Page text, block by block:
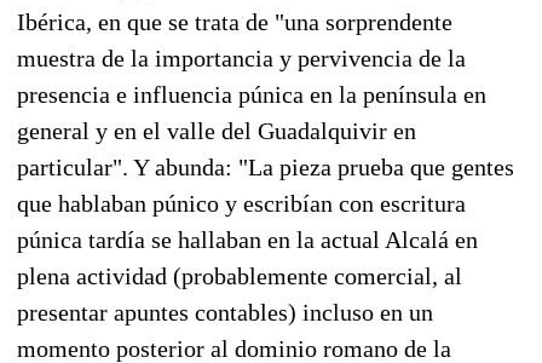
Ibérica, en que se trata de "una sorprendente
muestra de la importancia y pervivencia de la
presencia e influencia púnica en la península en
general y en el valle del Guadalquivir en
particular". Y abunda: "La pieza prueba que gentes
que hablaban púnico y escribían con escritura
púnica tardía se hallaban en la actual Alcalá en
plena actividad (probablemente comercial, al
presentar apuntes contables) incluso en un
momento posterior al dominio romano de la